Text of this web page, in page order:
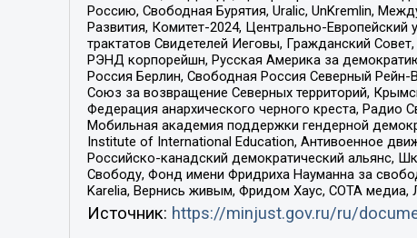
Россию, Свободная Бурятия, Uralic, UnKremlin,
Развития, Комитет-2024, Центрально-
трактатов Свидетелей Иеговы, Гражданский
РЭНД корпорейшн, Русская Америка за
Россия Берлин, Свободная Россия Северный
Союз за возвращение Северных территорий,
Федерация анархического черного креста, Радио
Мобильная академия поддержки гендерной
Institute of International Education, Антивоенное
Российско-канадский демократический альянс,
Свободу, Фонд имени Фридриха Науманна за
Karelia, Вернись живым, Фридом Хаус, СОТА медиа,
Источник: https://minjust.gov.ru/ru/